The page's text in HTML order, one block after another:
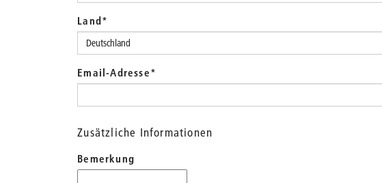
Land*
Email-Adresse*
Zusätzliche Informationen
Bemerkung